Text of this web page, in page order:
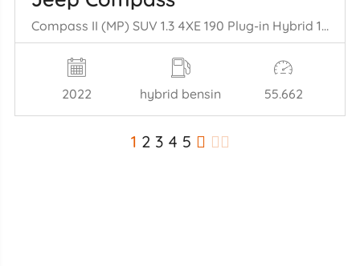
Compass II (MP) SUV 1.3 4XE 190 Plug-in Hybrid 16V 4x4 (46337540) [140= kW] (04-2021/...)
2022 hybrid bensin 55.662
1 2 3 4 5